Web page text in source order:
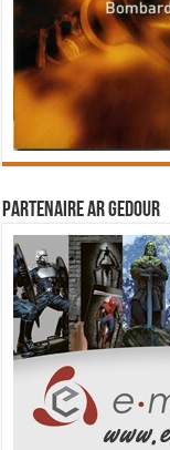
Partenaire Ar Gedour